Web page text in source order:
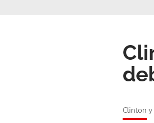
Clinton